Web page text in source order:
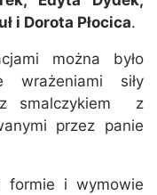
i Dorota Płocica.
można było
wrażeniami siły
smalczykiem z
przez panie
formie i wymowie